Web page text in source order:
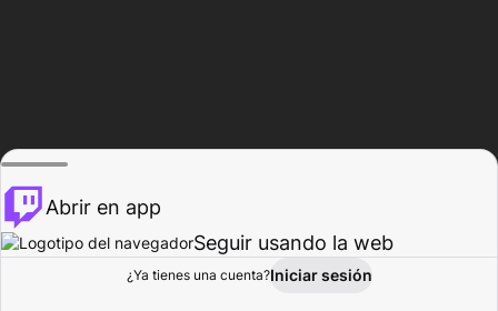
Explorar Actividad
Abrir en app
Seguir usando la web
¿Ya tienes una cuenta?Iniciar sesión